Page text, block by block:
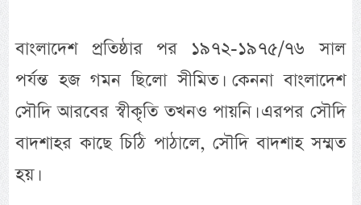
বাংলাদেশ প্রতিষ্ঠার পর ১৯৭২-১৯৭৫/৭৬ সাল
পর্যন্ত হজ গমন ছিলো সীমিত। কেননা বাংলাদেশ
সৌদি আরবের স্বীকৃতি তখনও পায়নি। এরপর সৌদি
বাদশাহর কাছে চিঠি পাঠালে, সৌদি বাদশাহ সম্মত
হয়।